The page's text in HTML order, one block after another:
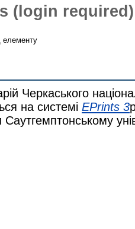
(login required)
елементу
Черкаського
на системі EPrints 3
Саутгемптонському